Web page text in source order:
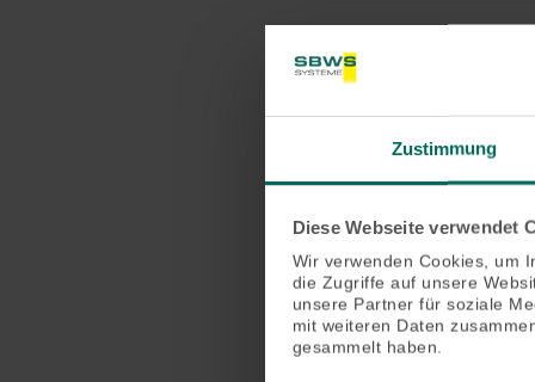
Zustimmung
Diese Webseite verwendet
Wir verwenden Cookies, um
die Zugriffe auf unsere
unsere Partner für soziale
mit weiteren Daten
gesammelt haben.